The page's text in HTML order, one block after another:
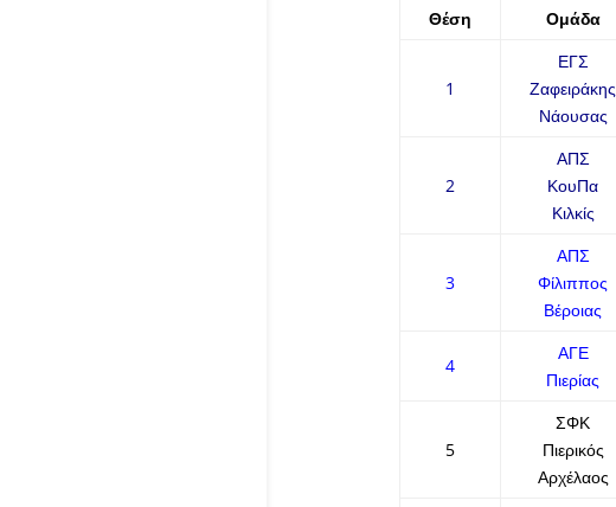
Θέση Ομάδα
1
ΕΓΣ
Ζαφειράκης
Νάουσας
2
ΑΠΣ
ΚουΠα
Κιλκίς
3
ΑΠΣ
Φίλιππος
Βέροιας
4
ΑΓΕ
Πιερίας
5
ΣΦΚ
Πιερικός
Αρχέλαος